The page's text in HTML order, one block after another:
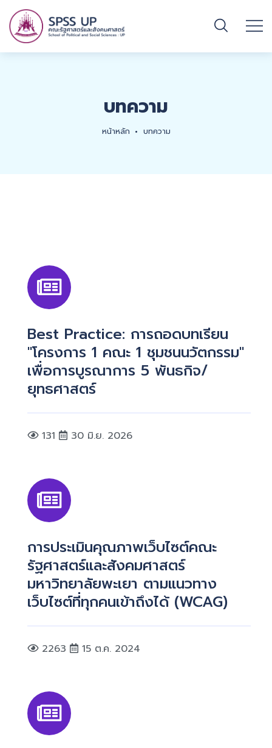
บทความ
หน้าหลัก บทความ
Best Practice: การถอดบทเรียน
"โครงการ 1 คณะ 1 ชุมชนนวัตกรรม"
เพื่อการบูรณาการ 5 พันธกิจ/
ยุทธศาสตร์
131 30 มิ.ย. 2026
การประเมินคุณภาพเว็บไซต์คณะ
รัฐศาสตร์และสังคมศาสตร์
มหาวิทยาลัยพะเยา ตามแนวทาง
เว็บไซต์ที่ทุกคนเข้าถึงได้ (WCAG)
2263 15 ต.ค. 2024